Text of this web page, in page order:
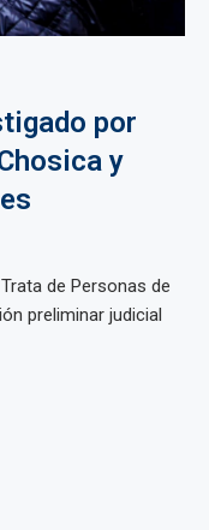
por
y
de Personas de
preliminar judicial